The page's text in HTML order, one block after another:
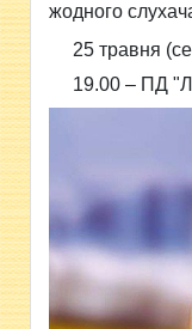
жодного
25 травня
19.00 – ПД "